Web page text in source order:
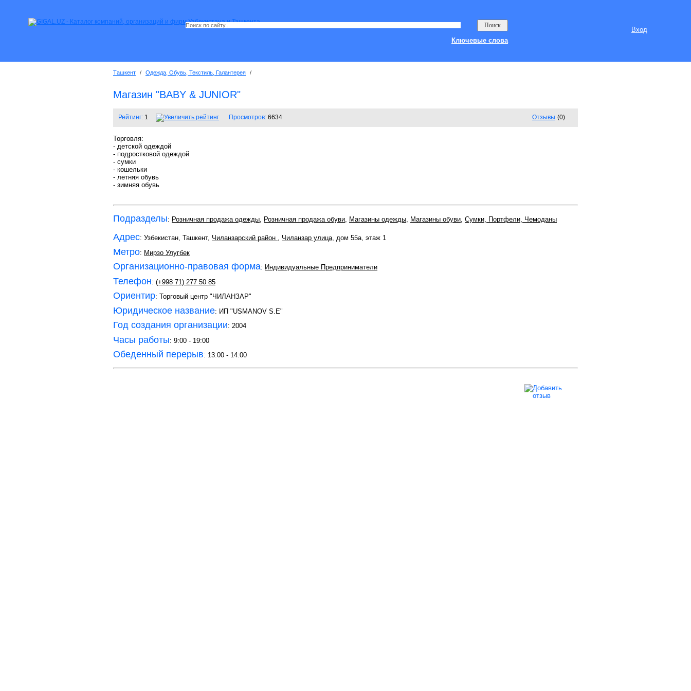
Вход
Ключевые слова
Ташкент / Одежда, Обувь, Текстиль, Галантерея /
Магазин "BABY & JUNIOR"
Рейтинг: 1 Просмотров: 6634 Отзывы (0)
Торговля:
- детской одеждой
- подростковой одеждой
- сумки
- кошельки
- летняя обувь
- зимняя обувь
Подразделы: Розничная продажа одежды, Розничная продажа обуви, Магазины одежды, Магазины обуви, Сумки, Портфели, Чемоданы
Адрес: Узбекистан, Ташкент, Чиланзарский район , Чиланзар улица, дом 55а, этаж 1
Метро: Мирзо Улугбек
Организационно-правовая форма: Индивидуальные Предприниматели
Телефон: (+998 71) 277 50 85
Ориентир: Торговый центр "ЧИЛАНЗАР"
Юридическое название: ИП "USMANOV S.E"
Год создания организации: 2004
Часы работы: 9:00 - 19:00
Обеденный перерыв: 13:00 - 14:00